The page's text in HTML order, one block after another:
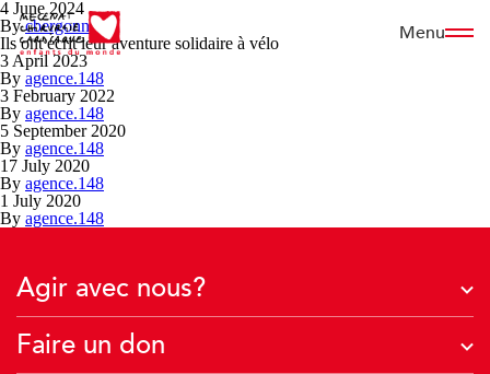
Menu
4 June 2024
By cbergonnier
Ils ont écrit leur aventure solidaire à vélo
3 April 2023
By agence.148
3 February 2022
By agence.148
5 September 2020
By agence.148
17 July 2020
By agence.148
1 July 2020
By agence.148
Agir avec nous?
J'agis avec mon entreprise
Je deviens famille d’accueil
Faire un don
Cookies management panel